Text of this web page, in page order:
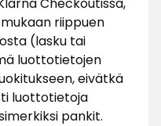
riippuen
(lasku tai
luottotietojen
eivätkä
luottotietoja
pankit.